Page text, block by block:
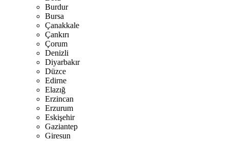
Burdur
Bursa
Çanakkale
Çankırı
Çorum
Denizli
Diyarbakır
Düzce
Edirne
Elazığ
Erzincan
Erzurum
Eskişehir
Gaziantep
Giresun